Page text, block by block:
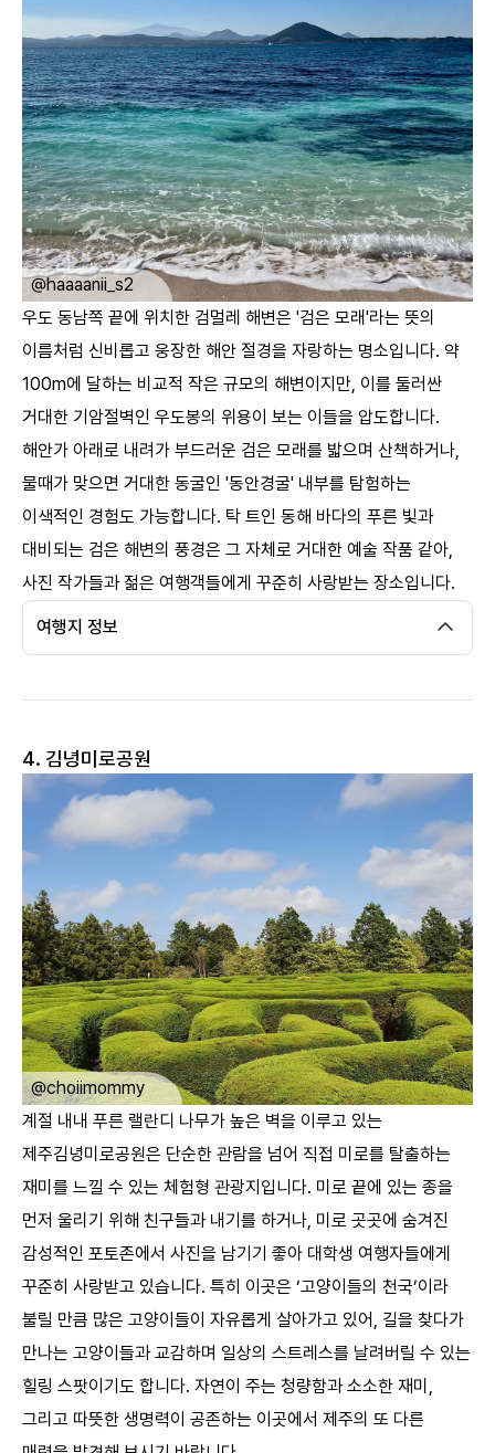
@haaaanii_s2
ㅤ
우도 동남쪽 끝에 위치한 검멀레 해변은 '검은 모래'라는 뜻의
이름처럼 신비롭고 웅장한 해안 절경을 자랑하는 명소입니다. 약
100m에 달하는 비교적 작은 규모의 해변이지만, 이를 둘러싼
거대한 기암절벽인 우도봉의 위용이 보는 이들을 압도합니다.
해안가 아래로 내려가 부드러운 검은 모래를 밟으며 산책하거나,
물때가 맞으면 거대한 동굴인 '동안경굴' 내부를 탐험하는
이색적인 경험도 가능합니다. 탁 트인 동해 바다의 푸른 빛과
대비되는 검은 해변의 풍경은 그 자체로 거대한 예술 작품 같아,
사진 작가들과 젊은 여행객들에게 꾸준히 사랑받는 장소입니다. ​
여행지 정보
4. 김녕미로공원
@___joo_ri ㅤ
계절 내내 푸른 랠란디 나무가 높은 벽을 이루고 있는
제주김녕미로공원은 단순한 관람을 넘어 직접 미로를 탈출하는
재미를 느낄 수 있는 체험형 관광지입니다. 미로 끝에 있는 종을
먼저 울리기 위해 친구들과 내기를 하거나, 미로 곳곳에 숨겨진
감성적인 포토존에서 사진을 남기기 좋아 대학생 여행자들에게
꾸준히 사랑받고 있습니다. 특히 이곳은 ‘고양이들의 천국’이라
불릴 만큼 많은 고양이들이 자유롭게 살아가고 있어, 길을 찾다가
만나는 고양이들과 교감하며 일상의 스트레스를 날려버릴 수 있는
힐링 스팟이기도 합니다. 자연이 주는 청량함과 소소한 재미,
그리고 따뜻한 생명력이 공존하는 이곳에서 제주의 또 다른